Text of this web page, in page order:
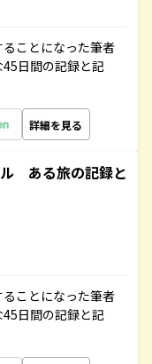
ことになった筆者
日間の記録と記
詳細を見る
ある旅の記録と
ことになった筆者
日間の記録と記